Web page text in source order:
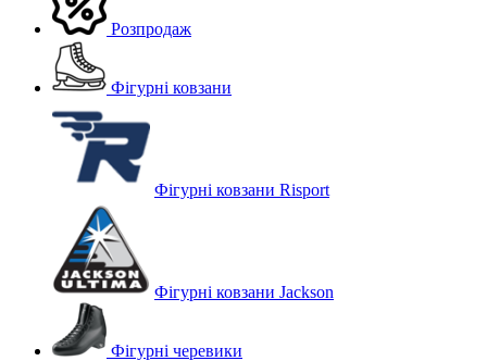
Розпродаж
Фігурні ковзани
Фігурні ковзани Risport
Фігурні ковзани Jackson
Фігурні черевики